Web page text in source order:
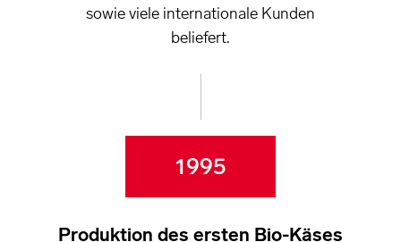
sowie viele internationale Kunden
beliefert.
1995
Produktion des ersten Bio-Käses